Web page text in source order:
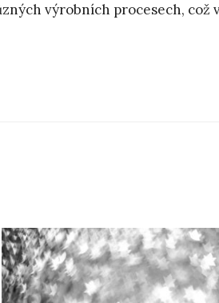
výrobních procesech, což